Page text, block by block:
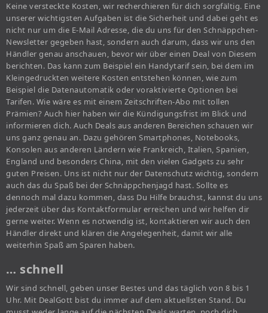
Keine versteckte Kosten, wir recherchieren für dich sorgfältig. Eine
unserer wichtigsten Aufgaben ist die Sicherheit und dabei geht es
nicht nur um die E-Mail Adresse, die du uns für den Schnäppchen-
Newsletter gegeben hast, sondern auch darum, dass wir uns den
Händler genau anschauen, bevor wir über einen Deal von Diesem
berichten. Das kann zum Beispiel ein Handytarif sein, bei dem im
Kleingedruckten weitere Kosten entstehen können, wie zum
Beispiel die Datenautomatik oder voraktivierte Optionen bei
Tarifen. Wie wäre es mit einem Zeitschriften-Abo mit tollen
Prämien? Auch hier haben wir die Kündigungsfrist im Blick und
informieren dich. Auch Deals aus anderen Bereichen schauen wir
uns ganz genau an. Dazu gehören Smartphones, Notebooks,
Konsolen aus anderen Ländern wie Frankreich, Italien, Spanien,
England und besonders China, mit den vielen Gadgets zu sehr
guten Preisen. Uns ist nicht nur der Datenschutz wichtig, sondern
auch das du Spaß bei der Schnäppchenjagd hast. Sollte es
dennoch mal dazu kommen, dass Du Hilfe brauchst, kannst du uns
jederzeit über das Kontaktformular erreichen und wir helfen dir
gerne weiter. Wenn es notwendig ist, kontaktieren wir auch den
Händler direkt und klären die Angelegenheit, damit wir alle
weiterhin Spaß am Sparen haben.
… schnell
Wir sind schnell, geben unser Bestes und das täglich von 8 bis 1
Uhr. Mit DealGott bist du immer auf dem aktuellsten Stand. Du